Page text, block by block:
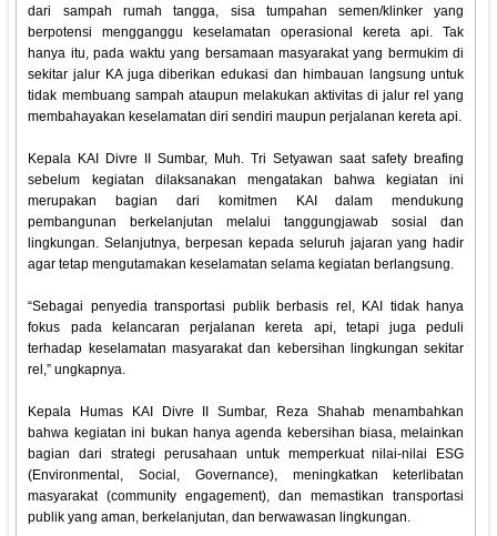
dari sampah rumah tangga, sisa tumpahan semen/klinker yang
berpotensi mengganggu keselamatan operasional kereta api. Tak
hanya itu, pada waktu yang bersamaan masyarakat yang bermukim di
sekitar jalur KA juga diberikan edukasi dan himbauan langsung untuk
tidak membuang sampah ataupun melakukan aktivitas di jalur rel yang
membahayakan keselamatan diri sendiri maupun perjalanan kereta api.
Kepala KAI Divre II Sumbar, Muh. Tri Setyawan saat safety breafing
sebelum kegiatan dilaksanakan mengatakan bahwa kegiatan ini
merupakan bagian dari komitmen KAI dalam mendukung
pembangunan berkelanjutan melalui tanggungjawab sosial dan
lingkungan. Selanjutnya, berpesan kepada seluruh jajaran yang hadir
agar tetap mengutamakan keselamatan selama kegiatan berlangsung.
“Sebagai penyedia transportasi publik berbasis rel, KAI tidak hanya
fokus pada kelancaran perjalanan kereta api, tetapi juga peduli
terhadap keselamatan masyarakat dan kebersihan lingkungan sekitar
rel,” ungkapnya.
Kepala Humas KAI Divre II Sumbar, Reza Shahab menambahkan
bahwa kegiatan ini bukan hanya agenda kebersihan biasa, melainkan
bagian dari strategi perusahaan untuk memperkuat nilai-nilai ESG
(Environmental, Social, Governance), meningkatkan keterlibatan
masyarakat (community engagement), dan memastikan transportasi
publik yang aman, berkelanjutan, dan berwawasan lingkungan.